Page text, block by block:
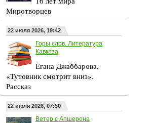
Миротворцев
22 июля 2026, 19:42
Горы слов. Литература
Кавказа
Егана Джаббарова,
«Тутовник смотрит вниз».
Рассказ
22 июля 2026, 07:50
Ветер с Апшерона